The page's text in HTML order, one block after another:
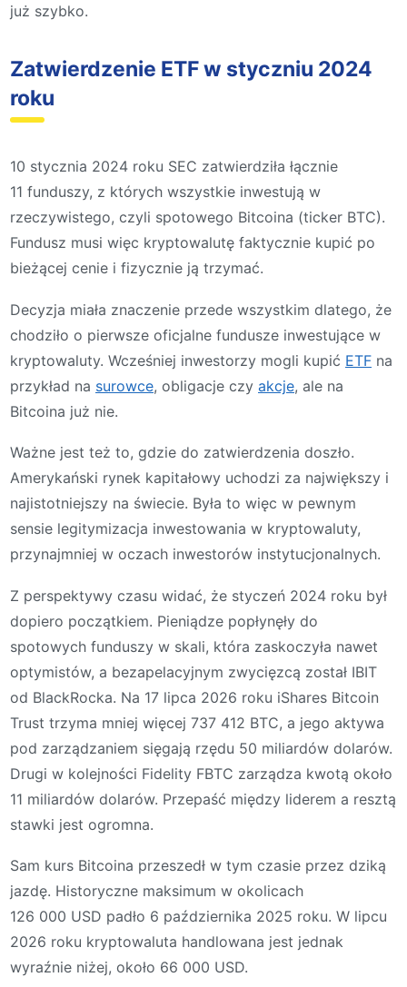
już szybko.
Zatwierdzenie ETF w styczniu 2024
roku
10 stycznia 2024 roku SEC zatwierdziła łącznie
11 funduszy, z których wszystkie inwestują w
rzeczywistego, czyli spotowego Bitcoina (ticker BTC).
Fundusz musi więc kryptowalutę faktycznie kupić po
bieżącej cenie i fizycznie ją trzymać.
Decyzja miała znaczenie przede wszystkim dlatego, że
chodziło o pierwsze oficjalne fundusze inwestujące w
kryptowaluty. Wcześniej inwestorzy mogli kupić ETF na
przykład na surowce, obligacje czy akcje, ale na
Bitcoina już nie.
Ważne jest też to, gdzie do zatwierdzenia doszło.
Amerykański rynek kapitałowy uchodzi za największy i
najistotniejszy na świecie. Była to więc w pewnym
sensie legitymizacja inwestowania w kryptowaluty,
przynajmniej w oczach inwestorów instytucjonalnych.
Z perspektywy czasu widać, że styczeń 2024 roku był
dopiero początkiem. Pieniądze popłynęły do
spotowych funduszy w skali, która zaskoczyła nawet
optymistów, a bezapelacyjnym zwycięzcą został IBIT
od BlackRocka. Na 17 lipca 2026 roku iShares Bitcoin
Trust trzyma mniej więcej 737 412 BTC, a jego aktywa
pod zarządzaniem sięgają rzędu 50 miliardów dolarów.
Drugi w kolejności Fidelity FBTC zarządza kwotą około
11 miliardów dolarów. Przepaść między liderem a resztą
stawki jest ogromna.
Sam kurs Bitcoina przeszedł w tym czasie przez dziką
jazdę. Historyczne maksimum w okolicach
126 000 USD padło 6 października 2025 roku. W lipcu
2026 roku kryptowaluta handlowana jest jednak
wyraźnie niżej, około 66 000 USD.